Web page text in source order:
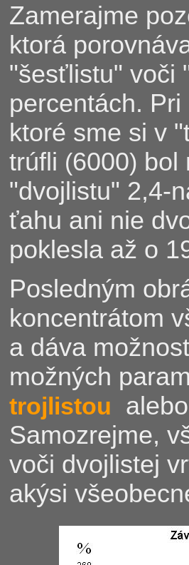
Zamerajme
ktorá
"šesťlistu" voči
percentách.
ktoré sme si v
trúfli (6000) bol
"dvojlistu" 2,4-
ťahu ani nie
poklesla až o
Posledným
koncentrátom
a dáva
možných
trojlistou
Samozrejme,
voči dvojlistej
akýsi